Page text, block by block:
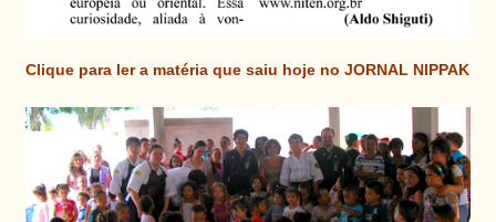
Clique para ler a matéria que saiu hoje no JORNAL NIPPAK